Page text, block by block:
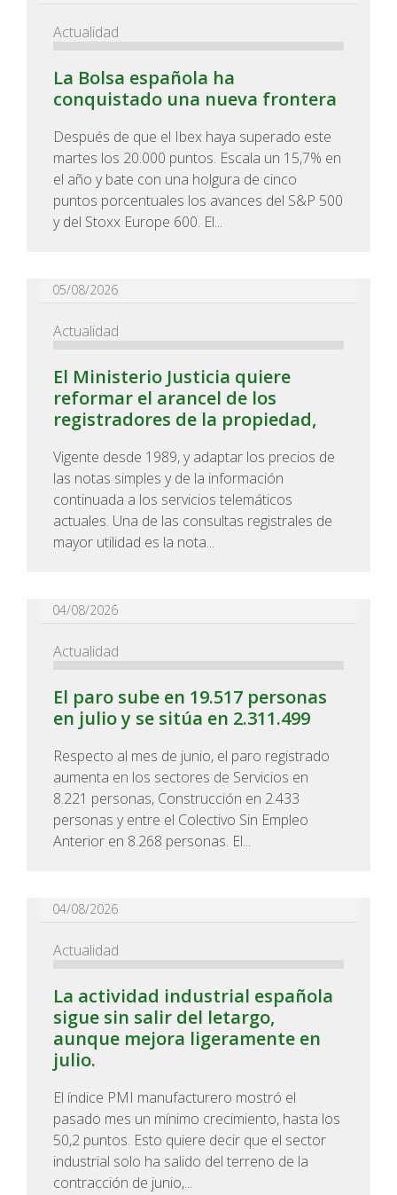
Actualidad
La Bolsa española ha
conquistado una nueva frontera
Después de que el Ibex haya superado este
martes los 20.000 puntos. Escala un 15,7% en
el año y bate con una holgura de cinco
puntos porcentuales los avances del S&P 500
y del Stoxx Europe 600. El...
05/08/2026
Actualidad
El Ministerio Justicia quiere
reformar el arancel de los
registradores de la propiedad,
Vigente desde 1989, y adaptar los precios de
las notas simples y de la información
continuada a los servicios telemáticos
actuales. Una de las consultas registrales de
mayor utilidad es la nota...
04/08/2026
Actualidad
El paro sube en 19.517 personas
en julio y se sitúa en 2.311.499
Respecto al mes de junio, el paro registrado
aumenta en los sectores de Servicios en
8.221 personas, Construcción en 2.433
personas y entre el Colectivo Sin Empleo
Anterior en 8.268 personas. El...
04/08/2026
Actualidad
La actividad industrial española
sigue sin salir del letargo,
aunque mejora ligeramente en
julio.
El índice PMI manufacturero mostró el
pasado mes un mínimo crecimiento, hasta los
50,2 puntos. Esto quiere decir que el sector
industrial solo ha salido del terreno de la
contracción de junio,...